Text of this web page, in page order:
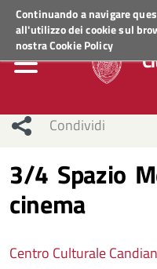
Continuando a navigare
all'utilizzo dei cookie sul
nostraCookie Policy
Regione VenetoACCEDI AI
Condividi
3/4 Spazio
cinema
Centro Culturale